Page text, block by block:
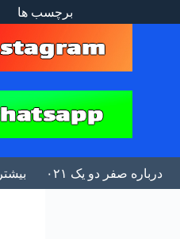
برچسب ها
درباره صفر دو یک ۰۲۱ بیشتر